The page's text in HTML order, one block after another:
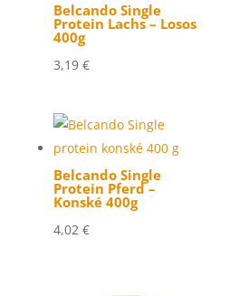
Belcando Single
Protein Lachs – Losos
400g
3,19 €
Belcando Single
Protein Pferd –
Konské 400g
4,02 €